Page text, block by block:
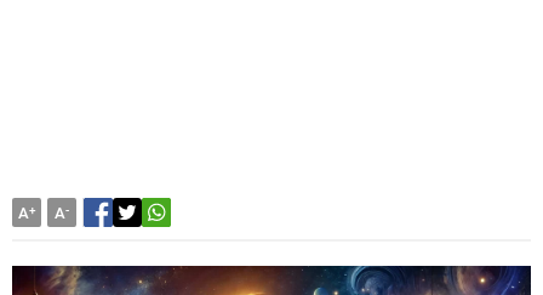
A+ A-